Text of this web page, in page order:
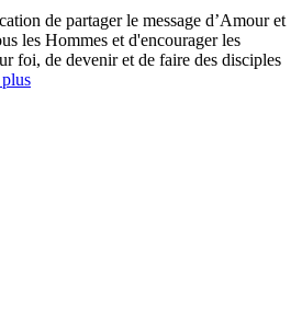
de partager le message d’Amour et
les Hommes et d'encourager les
foi, de devenir et de faire des disciples